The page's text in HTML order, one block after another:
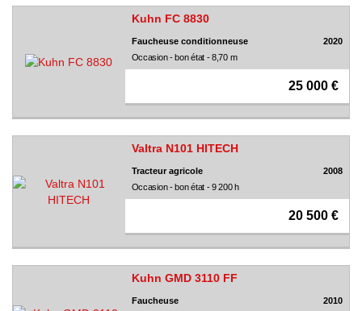
Kuhn FC 8830
Faucheuse conditionneuse
2020
Occasion - bon état - 8,70 m
25 000 €
Valtra N101 HITECH
Tracteur agricole
2008
Occasion - bon état - 9 200 h
20 500 €
Kuhn GMD 3110 FF
Faucheuse
2010